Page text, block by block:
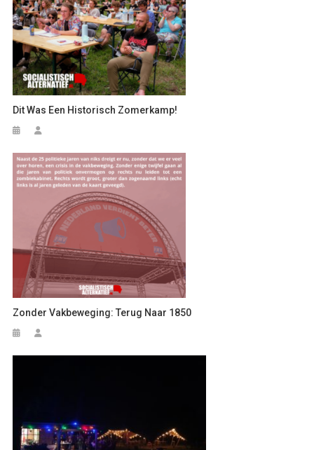
Dit Was Een Historisch Zomerkamp!
Zonder Vakbeweging: Terug Naar 1850